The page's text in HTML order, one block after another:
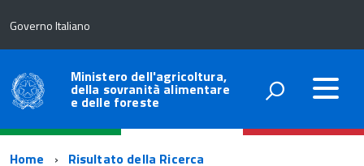
Governo Italiano
Ministero dell'agricoltura,
della sovranità alimentare
e delle foreste
Home Risultato della Ricerca